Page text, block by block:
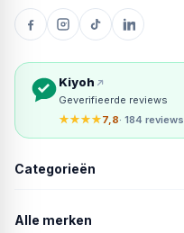
Kiyoh
Geverifieerde reviews
★★★★7,8· 184 reviews
Categorieën
Alle merken